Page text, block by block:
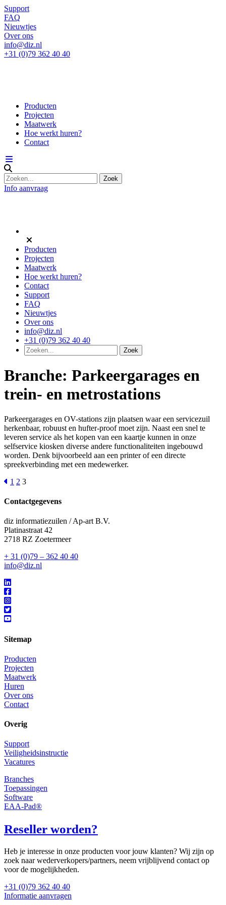
Support
FAQ
Nieuwtjes
Over ons
info@diz.nl
+31 (0)79 362 40 40
Producten
Projecten
Maatwerk
Hoe werkt huren?
Contact
Info aanvraag
Producten
Projecten
Maatwerk
Hoe werkt huren?
Contact
Support
FAQ
Nieuwtjes
Over ons
info@diz.nl
+31 (0)79 362 40 40
Branche: Parkeergarages en
trein- en metrostations
Parkeergarages en OV-stations zijn plaatsen waar een servicezuil
herkenbaar, robuust en hufter-proof moet zijn. Naast een snel te
leveren service als het kopen van een kaartje kunnen in onze
selfservice kiosken diverse andere functionaliteiten ingebouwd
worden. Denk bijvoorbeeld aan een printer of een directe
spreekverbinding met een medewerker.
1 2 3
Contactgegevens
diz informatiezuilen / Ap-art B.V.
Platinastraat 42
2718 RZ Zoetermeer
+ 31 (0)79 – 362 40 40
info@diz.nl
Sitemap
Producten
Projecten
Maatwerk
Huren
Over ons
Contact
Overig
Support
Veiligheidsinstructie
Vacatures
Branches
Toepassingen
Software
EAA-Pad®
Reseller worden?
Heb je interesse in onze producten voor jouw klanten? Wij zijn op
zoek naar wederverkopers/partners, neem vrijblijvend contact op
voor de mogelijkheden.
+31 (0)79 362 40 40
Informatie aanvragen